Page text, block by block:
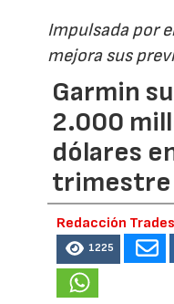
Impulsada por
mejora sus
Garmin
2.000
dólares
trimestre
Redacción
1225